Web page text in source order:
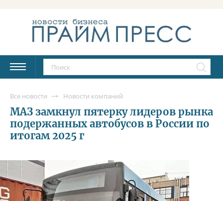
Все новости Новости компаний
МАЗ замкнул пятерку лидеров рынка
подержанных автобусов в России по
итогам 2025 г